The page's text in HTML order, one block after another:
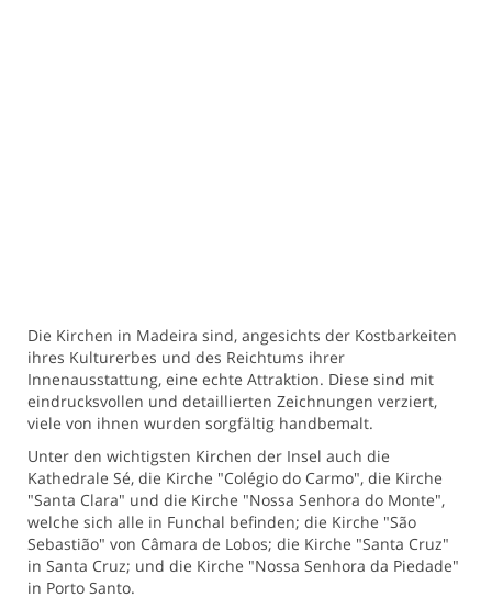
Die Kirchen in Madeira sind, angesichts der Kostbarkeiten
ihres Kulturerbes und des Reichtums ihrer
Innenausstattung, eine echte Attraktion. Diese sind mit
eindrucksvollen und detaillierten Zeichnungen verziert,
viele von ihnen wurden sorgfältig handbemalt.
Unter den wichtigsten Kirchen der Insel auch die
Kathedrale Sé, die Kirche "Colégio do Carmo", die Kirche
"Santa Clara" und die Kirche "Nossa Senhora do Monte",
welche sich alle in Funchal befinden; die Kirche "São
Sebastião" von Câmara de Lobos; die Kirche "Santa Cruz"
in Santa Cruz; und die Kirche "Nossa Senhora da Piedade"
in Porto Santo.